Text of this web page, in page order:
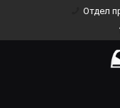
Отдел